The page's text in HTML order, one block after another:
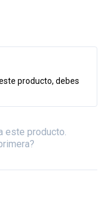
producto, debes
este producto.